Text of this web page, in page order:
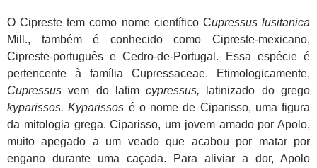
O Cipreste tem como nome científico Cupressus lusitanica
Mill., também é conhecido como Cipreste-mexicano,
Cipreste-português e Cedro-de-Portugal. Essa espécie é
pertencente à família Cupressaceae. Etimologicamente,
Cupressus vem do latimcypressus, latinizado do grego
kyparissos. Kyparissos é o nome de Ciparisso, uma figura
da mitologia grega. Ciparisso, um jovem amado por Apolo,
muito apegado a um veado que acabou por matar por
engano durante uma caçada. Para aliviar a dor, Apolo